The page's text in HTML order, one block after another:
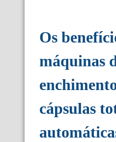
Os
máquinas
cápsulas